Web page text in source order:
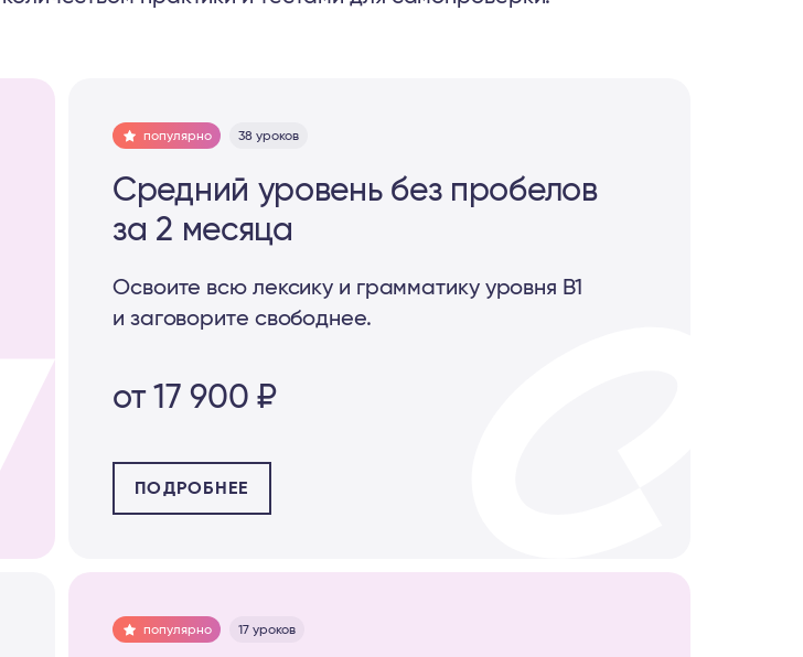
популярно 38 уроков
Средний уровень без пробелов
за 2 месяца
Освоите всю лексику и грамматику уровня B1
и заговорите свободнее.
от 17 900 ₽
ПОДРОБНЕЕ
популярно 17 уроков